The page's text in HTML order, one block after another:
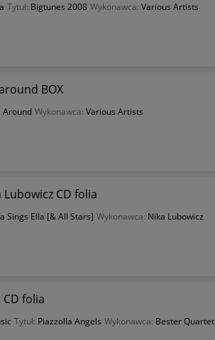
Tytuł: Bigtunes 2008 Wykonawca: Various Artists
BOX
Around Wykonawca: Various Artists
Lubowicz CD folia
Sings Ella [& All Stars] Wykonawca: Nika Lubowicz
folia
Tytuł: Piazzolla Angels Wykonawca: Bester Quartet